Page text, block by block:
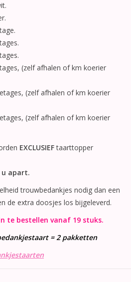
(zelf afhalen of km koerier
(zelf afhalen of km koerier
(zelf afhalen of km koerier
EXCLUSIEFtaarttopper
apart.
trouwbedankjes nodig dan een
de extra doosjes los bijgeleverd.
te bestellen vanaf 19 stuks.
= 2 pakketten